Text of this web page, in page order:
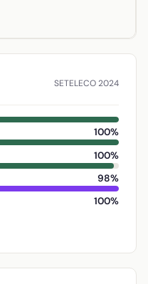
SETELECO 2024
100%
100%
98%
100%